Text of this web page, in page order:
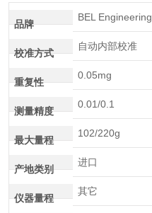
品牌
BEL Engineering
校准方式
自动内部校准
重复性
0.05mg
测量精度
0.01/0.1
最大量程
102/220g
产地类别
进口
仪器量程
其它